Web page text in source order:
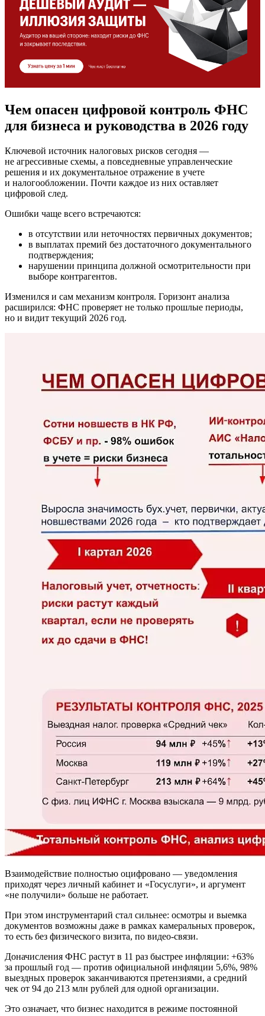
Чем опасен цифровой контроль ФНС
для бизнеса и руководства в 2026 году
Ключевой источник налоговых рисков сегодня —
не агрессивные схемы, а повседневные управленческие
решения и их документальное отражение в учете
и налогообложении. Почти каждое из них оставляет
цифровой след.
Ошибки чаще всего встречаются:
в отсутствии или неточностях первичных документов;
в выплатах премий без достаточного документального
подтверждения;
нарушении принципа должной осмотрительности при
выборе контрагентов.
Изменился и сам механизм контроля. Горизонт анализа
расширился: ФНС проверяет не только прошлые периоды,
но и видит текущий 2026 год.
Взаимодействие полностью оцифровано — уведомления
приходят через личный кабинет и «Госуслуги», и аргумент
«не получили» больше не работает.
При этом инструментарий стал сильнее: осмотры и выемка
документов возможны даже в рамках камеральных проверок,
то есть без физического визита, по видео-связи.
Доначисления ФНС растут в 11 раз быстрее инфляции: +63%
за прошлый год — против официальной инфляции 5,6%, 98%
выездных проверок заканчиваются претензиями, а средний
чек от 94 до 213 млн рублей для одной организации.
Это означает, что бизнес находится в режиме постоянной